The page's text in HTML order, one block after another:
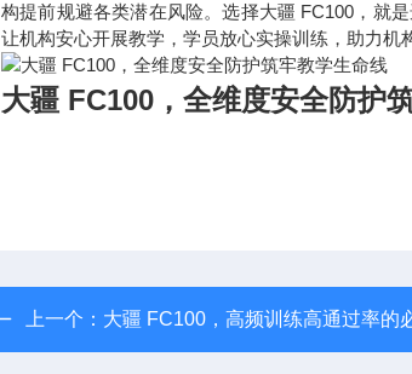
构提前规避各类潜在风险。选择大疆 FC100，就
让机构安心开展教学，学员放心实操训练，助力机
大疆 FC100，全维度安全防护
上一个： 大疆 FC100，高频训练高通过率的